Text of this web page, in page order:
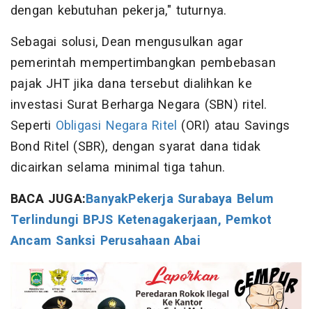
dengan kebutuhan pekerja," tuturnya.
Sebagai solusi, Dean mengusulkan agar
pemerintah mempertimbangkan pembebasan
pajak JHT jika dana tersebut dialihkan ke
investasi Surat Berharga Negara (SBN) ritel.
Seperti Obligasi Negara Ritel (ORI) atau Savings
Bond Ritel (SBR), dengan syarat dana tidak
dicairkan selama minimal tiga tahun.
BACA JUGA:BanyakPekerja Surabaya Belum
Terlindungi BPJS Ketenagakerjaan, Pemkot
Ancam Sanksi Perusahaan Abai